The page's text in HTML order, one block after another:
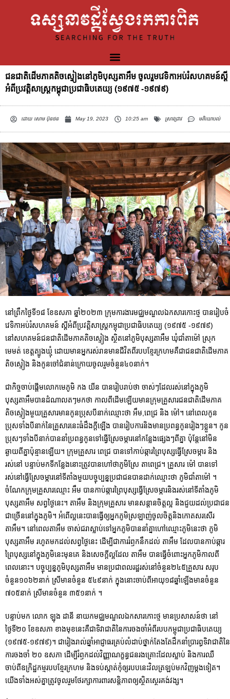
ជនជាតិដើមភាគតិចស្ទៀងនៅភូមិបុស្សតាអឹម ចូលរួមវេទិកាអប់រំសហគមន៍ស្តី
អំពីប្រវត្តិសាស្ត្រកម្ពុជាប្រជាធិបតេយ្យ (១៩៧៥ -១៩៧៩)
ដោយសោម ប៊ុនថន May 19, 2023 10:25 am ស្រាវជ្រាវ មតិយោបល់
នៅព្រឹកថ្ងៃទី១៨ ខែឧសភា ឆ្នាំ២០២៣ ក្រុមការងារមជ្ឈមណ្ឌលឯកសារកោះថ្ម បានរៀបចំ
វេទិកាអប់រំសហគមន៍ ស្តីអំពីប្រវត្តិសាស្ត្រកម្ពុជាប្រជាធិបតេយ្យ (១៩៧៥ -១៩៧៩)
នៅសហគមន៍ជនជាតិដើមភាគតិចស្ទៀង ស្ថិតនៅភូមិបុស្សតាអឹម ឃុំជាំតាម៉ៅ ស្រុក
មេមត់ ខេត្តត្បូងឃ្មុំ ដោយមានអ្នករស់រានមានជីវិតពីរបបខ្មែរក្រហមគឺជាជនជាតិដើមភាគ
តិចស្ទៀង និងកូនចៅជំនាន់ក្រោយចូលរួមចំនួន៤០នាក់។
ជាកិច្ចចាប់ផ្តើមលោកមេភូមិ កង យីន បានរៀបរាប់ថា ចាស់ៗដែលរស់នៅក្នុងភូមិ
បុស្សតាអឹមបានដំណាលតៗមកថា កាលពីដើមឡើយមានក្រុមគ្រួសារជនជាតិដើមភាគ
តិចស្ទៀងមួយគ្រួសារមានកូនប្រុសបីនាក់ឈ្មោះថា អឹម,ពេជ្រ និង ម៉ៅ។ នៅពេលកូន
ប្រុសទាំងបីនាក់នៃគ្រួសារនេះធំដឹងក្តីឡើង បានរៀបការនិងមានប្រពន្ធកូនរៀងៗខ្លួន។ កូន
ប្រុសៗទាំងបីនាក់បាននាំប្រពន្ធកូនទៅធ្វើស្រែចម្ការនៅកន្លែងផ្សេងៗពីគ្នា ប៉ុន្តែនៅមិន
ឆ្ងាយពីគ្នាប៉ុន្មានឡើយ។ ក្រុមគ្រួសារ ពេជ្រ បានទៅកាប់ឆ្ការព្រៃបុស្សធ្វើស្រែចម្ការ និង
រស់នៅ បន្ទាប់មកទីកន្លែងនោះត្រូវបានហៅថាភូមិស្រែ តាពេជ្រ។ គ្រួសារ ម៉ៅ បានទៅ
រស់នៅធ្វើស្រែចម្ការនៅទីតាំងមួយបច្ចុប្បន្នប្រជាជនបានដាក់ឈ្មោះថា ភូមិជាំតាម៉ៅ ។
ចំណែកក្រុមគ្រួសារឈ្មោះ អឹម បានកាប់ឆ្ការព្រៃបុស្សធ្វើស្រែចម្ការនិងរស់នៅទីតាំងភូមិ
បុស្សតាអឹម សព្វថ្ងៃនេះ។ តាអឹម និងក្រុមគ្រួសារ មានសន្តានចិត្តល្អ និងជួយដល់ប្រជាជន
ជាច្រើននៅក្នុងភូមិ។ អំពើល្អនេះបានធ្វើឲ្យអ្នកភូមិស្រឡាញ់ចូលចិត្តនិងកោតសរសើរ
តាអឹម។ នៅពេលតាអឹម ចាស់ជរាស្លាប់ទៅអ្នកភូមិបាននាំគ្នាហៅឈ្មោះភូមិនេះថា ភូមិ
បុស្សតាអឹម រហូតមកដល់សព្វថ្ងៃនេះ ដើម្បីជាការរំឭកនឹកដល់ តាអឹម ដែលបានកាប់ឆ្ការ
ព្រៃបុស្សនៅក្នុងភូមិនេះមុនគេ និងសេចក្ដីល្អដែល តាអឹម បានធ្វើចំពោះអ្នកភូមិកាលពី
ពេលនោះ។ បច្ចុប្បន្នភូមិបុស្សតាអឹម មានប្រជាពលរដ្ឋរស់នៅចំនួន២៤៥គ្រួសារ សរុប
ចំនួន១០៦២នាក់ ស្រីមានចំនួន ៥៤៩នាក់ ក្នុងនោះចាប់ពីអាយុ១៨ឆ្នាំឡើងមានចំនួន
៧០៥នាក់ ស្រីមានចំនួន ៣៥១នាក់ ។
បន្ទាប់មក លោក ឡុង ដានី នាយកមជ្ឈមណ្ឌលឯកសារកោះថ្ម មានប្រសាសន៍ថា នៅ
ថ្ងៃទី២០ ខែឧសភា ខាងមុខនេះគឺជាទិវាជាតិនៃការចងចាំអំពីរបបកម្ពុជាប្រជាធិបតេយ្យ
(១៩៧៥-១៩៧៩)។ ជារៀងរាល់ឆ្នាំអាជ្ញាធរគ្រប់លំដាប់ថ្នាក់តែងតែដឹកនាំប្រារព្ធទិវាជាតិនៃ
ការចងចាំ ២០ ឧសភា ដើម្បីរំឭកដល់វិញ្ញាណក្ខន្ធជនរងគ្រោះដែលស្លាប់ និងការឈឺ
ចាប់ពីឧក្រិដ្ឋកម្មរបបខ្មែរក្រហម និងទប់ស្កាត់កុំឲ្យរបបនេះវិលត្រឡប់មកវិញម្តងទៀត។
យើងទាំងអស់គ្នាត្រូវចូលរួមថែរក្សាការពារសន្តិភាពឲ្យស្ថិតស្ថេរគង់វង្ស។